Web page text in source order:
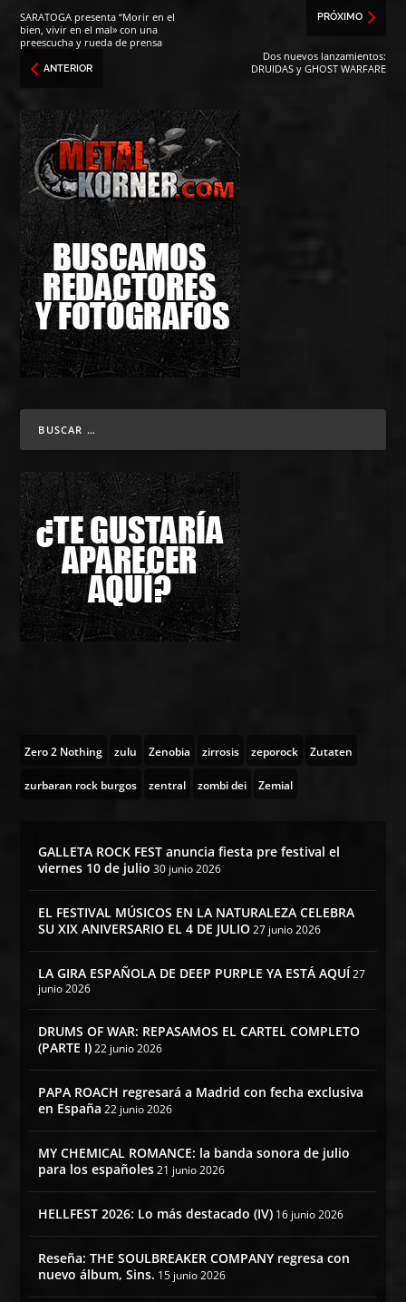
SARATOGA presenta “Morir en el
bien, vivir en el mal» con una
preescucha y rueda de prensa
ANTERIOR
PRÓXIMO
Dos nuevos lanzamientos:
DRUIDAS y GHOST WARFARE
Zero 2 Nothing zulu Zenobia zirrosis zeporock Zutaten
zurbaran rock burgos zentral zombi dei Zemial
GALLETA ROCK FEST anuncia fiesta pre festival el
viernes 10 de julio 30 junio 2026
EL FESTIVAL MÚSICOS EN LA NATURALEZA CELEBRA
SU XIX ANIVERSARIO EL 4 DE JULIO 27 junio 2026
LA GIRA ESPAÑOLA DE DEEP PURPLE YA ESTÁ AQUÍ 27
junio 2026
DRUMS OF WAR: REPASAMOS EL CARTEL COMPLETO
(PARTE I) 22 junio 2026
PAPA ROACH regresará a Madrid con fecha exclusiva
en España 22 junio 2026
MY CHEMICAL ROMANCE: la banda sonora de julio
para los españoles 21 junio 2026
HELLFEST 2026: Lo más destacado (IV) 16 junio 2026
Reseña: THE SOULBREAKER COMPANY regresa con
nuevo álbum, Sins. 15 junio 2026